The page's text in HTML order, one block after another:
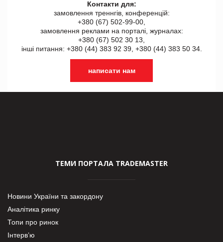
Контакти для:
замовлення треннгів, конференцій:
+380 (67) 502-99-00,
замовлення реклами на порталі, журналах:
+380 (67) 502 30 13,
інші питання: +380 (44) 383 92 39, +380 (44) 383 50 34.
написати нам
ТЕМИ ПОРТАЛА TRADEMASTER
Новини України та закордону
Аналітика ринку
Топи про ринок
Інтерв’ю